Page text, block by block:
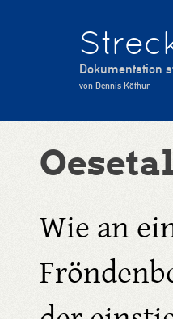
Dokumentation
von Dennis Köthur
Wie an